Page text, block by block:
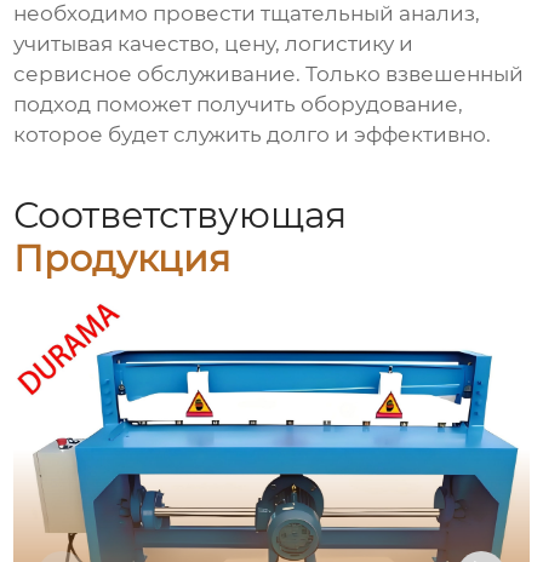
необходимо провести тщательный анализ,
учитывая качество, цену, логистику и
сервисное обслуживание. Только взвешенный
подход поможет получить оборудование,
которое будет служить долго и эффективно.
Соответствующая
Продукция